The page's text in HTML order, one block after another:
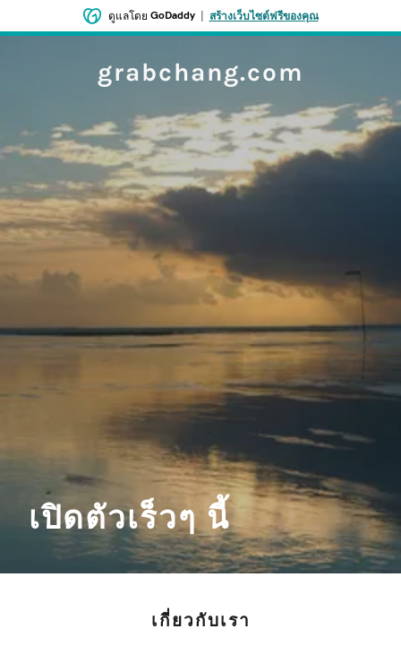
ดูแลโดย GoDaddy| สร้างเว็บไซต์ฟรีของคุณ
grabchang.com
เปิดตัวเร็วๆ นี้
เกี่ยวกับเรา